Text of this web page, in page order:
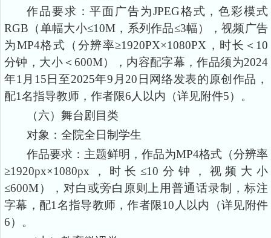
作品要求：平面广告为JPEG格式，色彩模式
RGB（单幅大小≤10M，系列作品≤3幅），视频广告
为MP4格式（分辨率≥1920PX×1080PX，时长＜10
分钟，大小＜600M），内容配字幕，作品须为2024
年1月15日至2025年9月20日网络发表的原创作品，
配1名指导教师，作者限6人以内（详见附件5）。
（六）舞台剧目类
对象：全院全日制学生
作品要求：主题鲜明，作品为MP4格式（分辨率
≥1920px×1080px，时长≤10分钟，视频大小
≤600M），对白或旁白原则上用普通话录制，标注
字幕，配1名指导教师，作者限10人以内（详见附件
6）。